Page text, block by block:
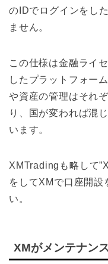
のIDでログインをし
ません。
この仕様は金融ライ
したプラットフォー
や資産の管理はそれ
り、国が変われば混
います。
XMTradingも略して
をしてXMで口座開設
い。
XMがメンテナン